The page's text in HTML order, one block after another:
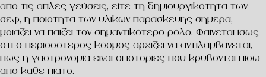
από τις απλές γεύσεις, είτε τη δημιουργικότητα των
σεφ, η ποιότητα των υλικών παρασκευής σήμερα,
μοιάζει να παίζει τον σημαντικότερο ρόλο. Φαίνεται ίσως
ότι ο περισσότερος κόσμος αρχίζει να αντιλαμβάνεται,
πως η γαστρονομία είναι οι ιστορίες που κρύβονται πίσω
από κάθε πιάτο.